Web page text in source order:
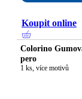
Koupit online
Colorino
pero
1 ks, více motivů